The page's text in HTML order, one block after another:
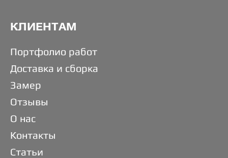
КЛИЕНТАМ
Портфолио работ
Доставка и сборка
Замер
Отзывы
О нас
Контакты
Статьи